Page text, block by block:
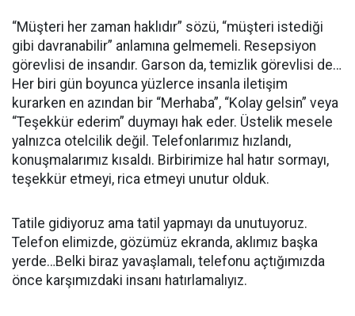
“Müşteri her zaman haklıdır” sözü, “müşteri istediği
gibi davranabilir” anlamına gelmemeli. Resepsiyon
görevlisi de insandır. Garson da, temizlik görevlisi de…
Her biri gün boyunca yüzlerce insanla iletişim
kurarken en azından bir “Merhaba”, “Kolay gelsin” veya
“Teşekkür ederim” duymayı hak eder. Üstelik mesele
yalnızca otelcilik değil. Telefonlarımız hızlandı,
konuşmalarımız kısaldı. Birbirimize hal hatır sormayı,
teşekkür etmeyi, rica etmeyi unutur olduk.
Tatile gidiyoruz ama tatil yapmayı da unutuyoruz.
Telefon elimizde, gözümüz ekranda, aklımız başka
yerde…Belki biraz yavaşlamalı, telefonu açtığımızda
önce karşımızdaki insanı hatırlamalıyız.